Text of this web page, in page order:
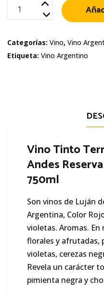
Terrazas
Reserva
cantidad
Categorías: Vino, Vino
Etiqueta: Vino Argentino
Vino Tinto
Andes
750ml
Son vinos de Luján
Argentina, Color
violetas. Aromas.
florales y afrutadas,
violetas, cerezas
Revela un carácter
pimienta negra y